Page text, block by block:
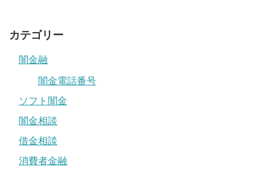
カテゴリー
闇金融
闇金電話番号
ソフト闇金
闇金相談
借金相談
消費者金融